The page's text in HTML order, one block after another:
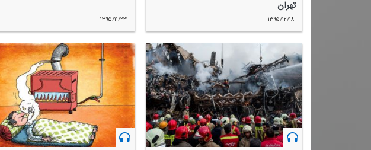
تهران
۱۳۹۵/۱۲/۱۸ ۱۳۹۵/۱۱/۲۳